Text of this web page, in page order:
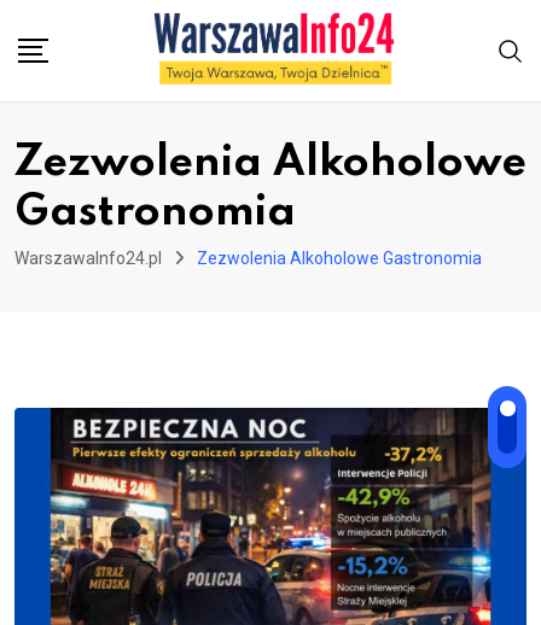
Zezwolenia Alkoholowe
Gastronomia
WarszawaInfo24.pl Zezwolenia Alkoholowe Gastronomia